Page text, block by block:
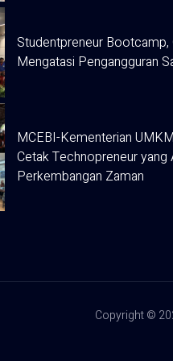
Studentpreneur
Mengatasi Pengangguran
MCEBI-Kementerian
Cetak Technopreneur yang
Perkembangan Zaman
Copyright ©